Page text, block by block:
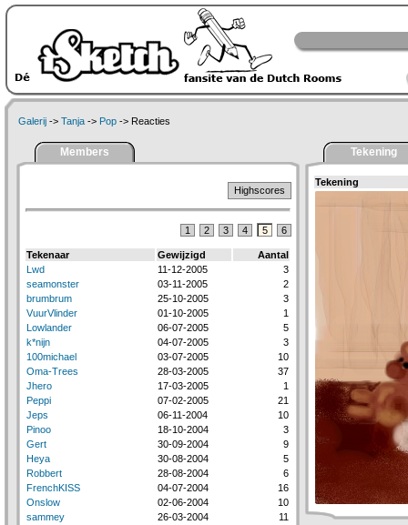
Galerij -> Tanja -> Pop -> Reacties
Members
Highscores
1 2 3 4 5 6
Tekenaar Gewijzigd
Aantal
Lwd
11-12-2005
3
seamonster
03-11-2005
2
brumbrum
25-10-2005
3
VuurVlinder
01-10-2005
1
Lowlander
06-07-2005
5
k*nijn
04-07-2005
3
100michael
03-07-2005
10
Oma-Trees
28-03-2005
37
Jhero
17-03-2005
1
Peppi
07-02-2005
21
Jeps
06-11-2004
10
Pinoo
18-10-2004
3
Gert
30-09-2004
9
Heya
30-08-2004
5
Robbert
28-08-2004
6
FrenchKISS
04-07-2004
16
Onslow
02-06-2004
10
sammey
26-03-2004
11
Tekening
Tekening